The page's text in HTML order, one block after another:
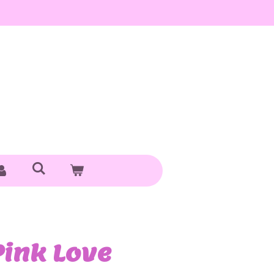
Love